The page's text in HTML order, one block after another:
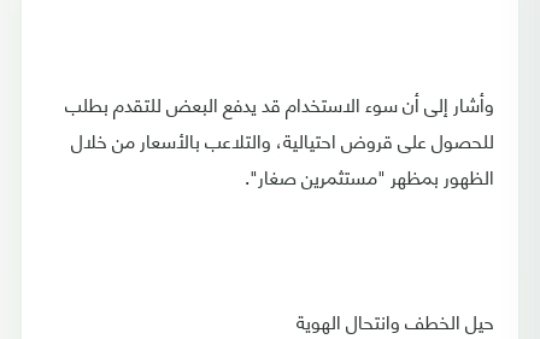
وأشار إلى أن سوء الاستخدام قد يدفع البعض للتقدم بطلب
للحصول على قروض احتيالية، والتلاعب بالأسعار من خلال
الظهور بمظهر "مستثمرين صغار".
حيل الخطف وانتحال الهوية